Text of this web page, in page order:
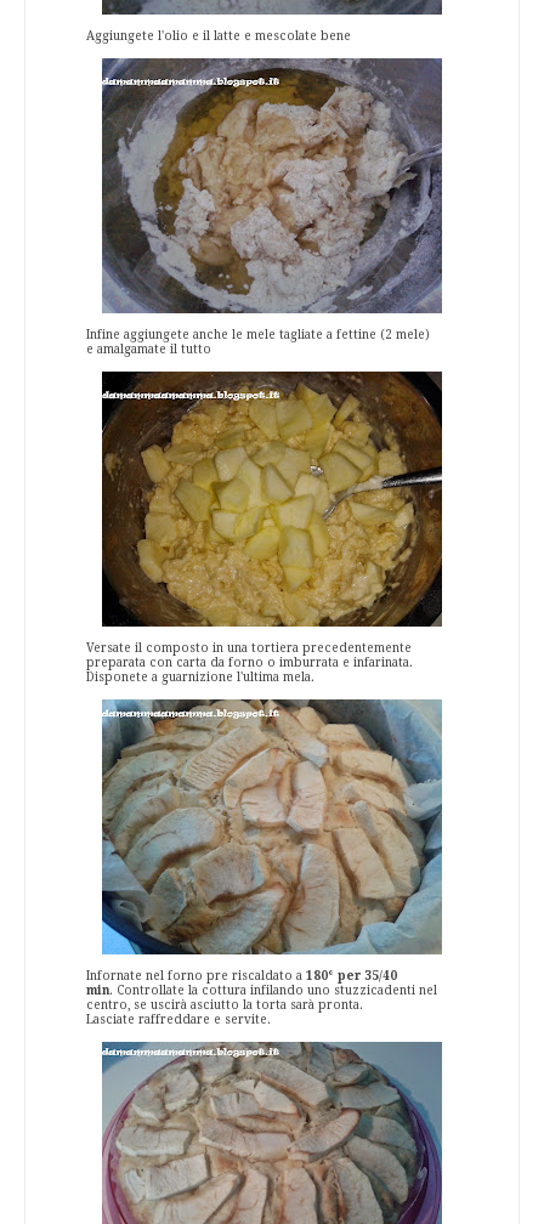
Aggiungete l'olio e il latte e mescolate bene
Infine aggiungete anche le mele tagliate a fettine (2 mele)
e amalgamate il tutto
Versate il composto in una tortiera precedentemente
preparata con carta da forno o imburrata e infarinata.
Disponete a guarnizione l'ultima mela.
Infornate nel forno pre riscaldato a 180° per 35/40
min. Controllate la cottura infilando uno stuzzicadenti nel
centro, se uscirà asciutto la torta sarà pronta.
Lasciate raffreddare e servite.